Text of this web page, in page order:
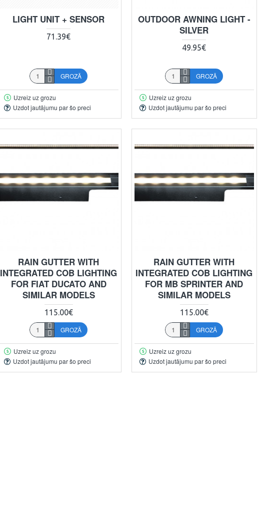
LIGHT UNIT + SENSOR
71.39€
GROZĀ
Uzreiz uz grozu
Uzdot jautājumu par šo preci
OUTDOOR AWNING LIGHT -
SILVER
49.95€
GROZĀ
Uzreiz uz grozu
Uzdot jautājumu par šo preci
RAIN GUTTER WITH
INTEGRATED COB LIGHTING
FOR FIAT DUCATO AND
SIMILAR MODELS
115.00€
GROZĀ
Uzreiz uz grozu
Uzdot jautājumu par šo preci
RAIN GUTTER WITH
INTEGRATED COB LIGHTING
FOR MB SPRINTER AND
SIMILAR MODELS
115.00€
GROZĀ
Uzreiz uz grozu
Uzdot jautājumu par šo preci